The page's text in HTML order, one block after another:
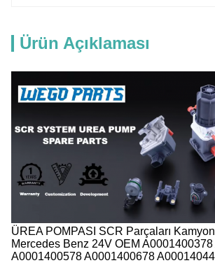
Ürün Açıklaması
ÜREA POMPASI SCR Parçaları
Mercedes Benz 24V OEM
A0001400578 A0001400678